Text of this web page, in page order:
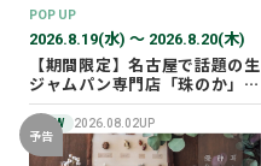
POP UP
2026.8.19(水) 〜 2026.8.20(木)
【期間限定】名古屋で話題の生
ジャムパン専門店「珠のか」
POP UP SHOP
NEW 2026.08.02UP
予告